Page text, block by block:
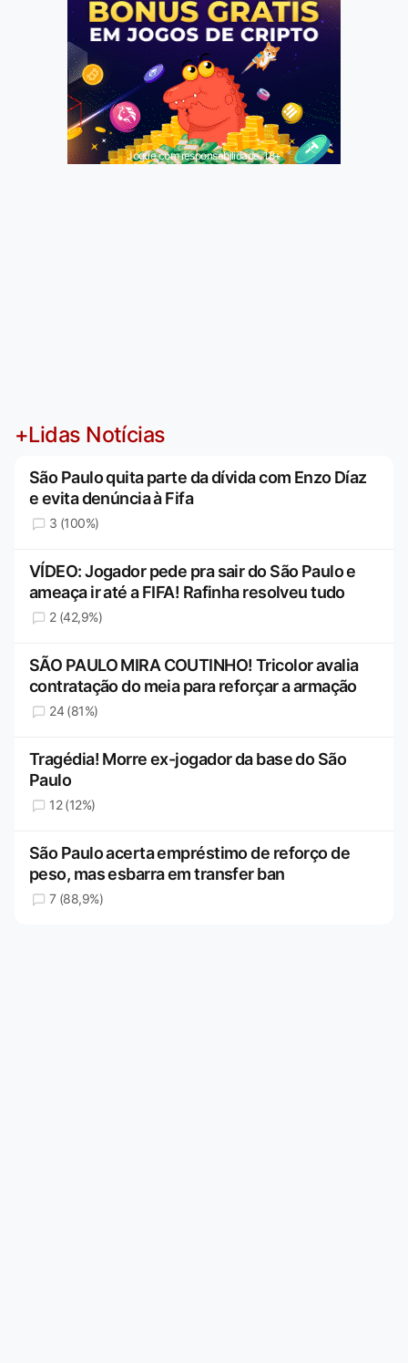
Jogue com responsabilidade. 18+
+Lidas Notícias
São Paulo quita parte da dívida com Enzo Díaz
e evita denúncia à Fifa
3 (100%)
VÍDEO: Jogador pede pra sair do São Paulo e
ameaça ir até a FIFA! Rafinha resolveu tudo
2 (42,9%)
SÃO PAULO MIRA COUTINHO! Tricolor avalia
contratação do meia para reforçar a armação
24 (81%)
Tragédia! Morre ex-jogador da base do São
Paulo
12 (12%)
São Paulo acerta empréstimo de reforço de
peso, mas esbarra em transfer ban
7 (88,9%)